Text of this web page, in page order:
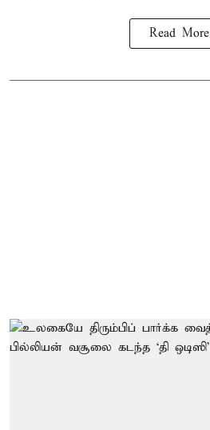
Read More